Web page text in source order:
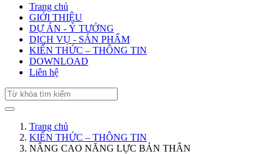
Trang chủ
GIỚI THIỆU
DỰ ÁN - Ý TƯỞNG
DỊCH VỤ - SẢN PHẨM
KIẾN THỨC – THÔNG TIN
DOWNLOAD
Liên hệ
Trang chủ
KIẾN THỨC – THÔNG TIN
NÂNG CAO NĂNG LỰC BẢN THÂN